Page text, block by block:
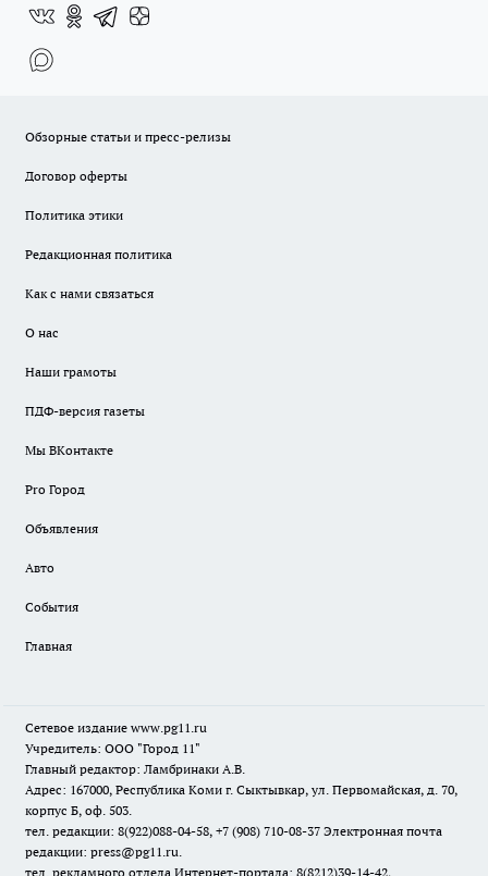
Обзорные статьи и пресс-релизы
Договор оферты
Политика этики
Редакционная политика
Как с нами связаться
О нас
Наши грамоты
ПДФ-версия газеты
Мы ВКонтакте
Pro Город
Объявления
Авто
События
Главная
Сетевое издание www.pg11.ru
Учредитель: ООО "Город 11"
Главный редактор: Ламбринаки А.В.
Адрес: 167000, Республика Коми г. Сыктывкар, ул. Первомайская, д. 70,
корпус Б, оф. 503.
тел. редакции: 8(922)088-04-58, +7 (908) 710-08-37 Электронная почта
редакции: press@pg11.ru.
тел. рекламного отдела Интернет-портала: 8(8212)39-14-42,